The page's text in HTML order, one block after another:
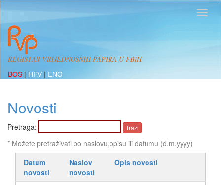
REGISTAR VRIJEDNOSNIH PAPIRA U FBiH
BOS | HRV | ENG
Novosti
Pretraga:
* Možete pretraživati po naslovu,opisu ili datumu (d.m.yyyy)
Datum
novosti
Naslov
novosti
Opis novosti